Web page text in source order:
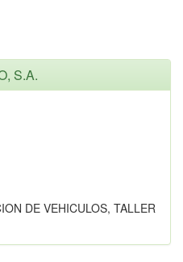
S.A.
DE VEHICULOS, TALLER